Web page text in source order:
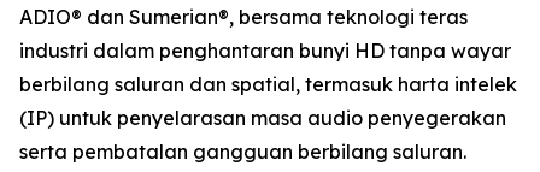
ADIO® dan Sumerian®, bersama teknologi teras
industri dalam penghantaran bunyi HD tanpa wayar
berbilang saluran dan spatial, termasuk harta intelek
(IP) untuk penyelarasan masa audio penyegerakan
serta pembatalan gangguan berbilang saluran.